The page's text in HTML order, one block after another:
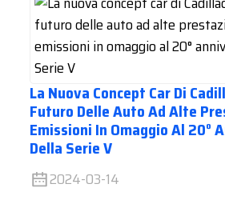
La Nuova Concept Car Di
Futuro Delle Auto Ad Alte
Emissioni In Omaggio Al 20°
Della Serie V
2024-03-14